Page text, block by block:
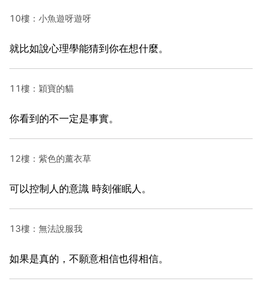
10樓：小魚遊呀遊呀
就比如說心理學能猜到你在想什麼。
11樓：穎寶的貓
你看到的不一定是事實。
12樓：紫色的薰衣草
可以控制人的意識 時刻催眠人。
13樓：無法說服我
如果是真的，不願意相信也得相信。